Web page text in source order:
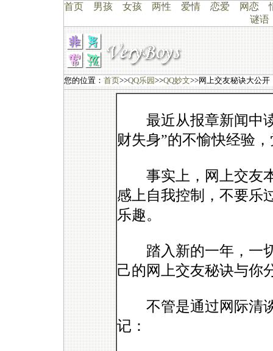
首页 男孩 女孩 两性 爱情 恋爱 网恋
谜语
您的位置： 首页>>QQ乐园>>QQ妙文>>网上交友秘诀大公开
最近从报章新闻中读
财失身”的不愉快经验
事实上，网上交友本
感上自我控制，不要乐
乐趣。
踏入新的一年，一切
己的网上交友秘诀与你
不管是通过网际清谈
记：